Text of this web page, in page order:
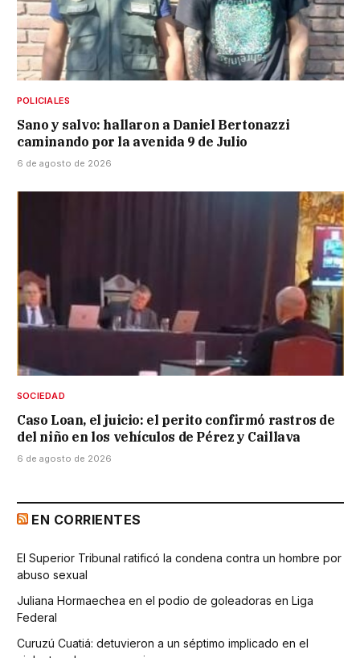
POLICIALES
Sano y salvo: hallaron a Daniel Bertonazzi
caminando por la avenida 9 de Julio
6 de agosto de 2026
SOCIEDAD
Caso Loan, el juicio: el perito confirmó rastros de
del niño en los vehículos de Pérez y Caillava
6 de agosto de 2026
EN CORRIENTES
El Superior Tribunal ratificó la condena contra un hombre por
abuso sexual
Juliana Hormaechea en el podio de goleadoras en Liga
Federal
Curuzú Cuatiá: detuvieron a un séptimo implicado en el